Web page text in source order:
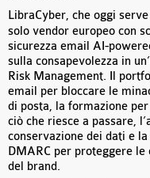
LibraCyber, che oggi
solo vendor europeo con
sicurezza email AI-
sulla consapevolezza in
Risk Management. Il
email per bloccare le
di posta, la formazione
ciò che riesce a passare,
conservazione dei dati e
DMARC per proteggere
del brand.